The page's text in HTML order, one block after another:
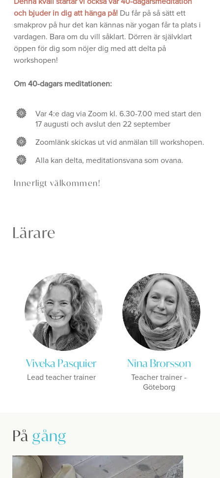
och bjuder in dig att hänga på! Du får på så sätt ett
smakprov på hur det kan kännas när yogan får ta plats i
vardagen. Bara om du vill såklart. Dörren är självklart
öppen för dig som nöjer dig med att delta på
workshopen!
Om 40-dagars meditationen:
Var 4:e dag via Zoom kl. 6.30-7.00 med start den
17 augusti och avslut den 22 september
Zoomlänk skickas ut vid anmälan till workshopen.
Alla kan delta, meditationsvana som ovana.
Innerligt välkommen!
Lärare
Viveka Pasquier
Lead teacher trainer
Nina Brorsson
Teacher trainer -
Göteborg
På gång